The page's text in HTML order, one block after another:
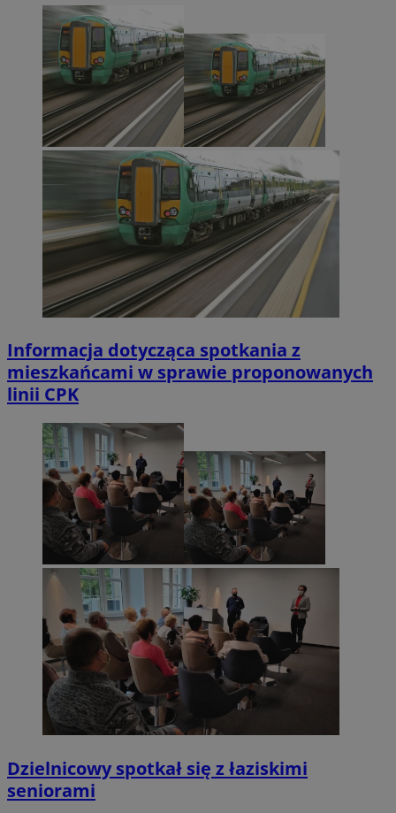
Informacja dotycząca spotkania z
mieszkańcami w sprawie proponowanych
linii CPK
Dzielnicowy spotkał się z łaziskimi
seniorami